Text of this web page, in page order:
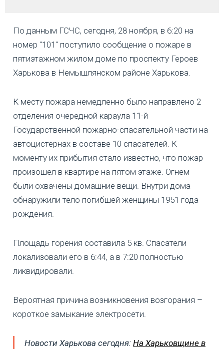
По данным ГСЧС, сегодня, 28 ноября, в 6:20 на
номер "101" поступило сообщение о пожаре в
пятиэтажном жилом доме по проспекту Героев
Харькова в Немышлянском районе Харькова.
К месту пожара немедленно было направлено 2
отделения очередной караула 11-й
Государственной пожарно-спасательной части на
автоцистернах в составе 10 спасателей. К
моменту их прибытия стало известно, что пожар
произошел в квартире на пятом этаже. Огнем
были охвачены домашние вещи. Внутри дома
обнаружили тело погибшей женщины 1951 года
рождения.
Площадь горения составила 5 кв. Спасатели
локализовали его в 6:44, а в 7:20 полностью
ликвидировали.
Вероятная причина возникновения возгорания –
короткое замыкание электросети.
Новости Харькова сегодня: На Харьковщине в